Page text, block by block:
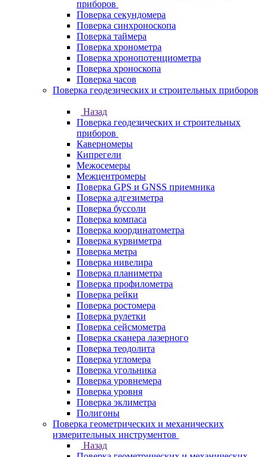
приборов
Поверка секундомера
Поверка синхроноскопа
Поверка таймера
Поверка хронометра
Поверка хронопотенциометра
Поверка хроноскопа
Поверка часов
Поверка геодезических и строительных приборов
Назад
Поверка геодезических и строительных
приборов
Каверномеры
Кипрегели
Межосемеры
Межцентромеры
Поверка GPS и GNSS приемника
Поверка адгезиметра
Поверка буссоли
Поверка компаса
Поверка координатометра
Поверка курвиметра
Поверка метра
Поверка нивелира
Поверка планиметра
Поверка профилометра
Поверка рейки
Поверка ростомера
Поверка рулетки
Поверка сейсмометра
Поверка сканера лазерного
Поверка теодолита
Поверка угломера
Поверка угольника
Поверка уровнемера
Поверка уровня
Поверка эклиметра
Полигоны
Поверка геометрических и механических
измерительных инструментов
Назад